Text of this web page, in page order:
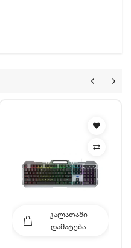
ᲙᲐᲚᲐᲗᲐᲨᲘ
ᲓᲐᲛᲐᲢᲔᲑᲐ